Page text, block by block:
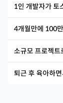
1인 개발자가 토
4개월만에 100
소규모 프로젝트
퇴근 후 육아하